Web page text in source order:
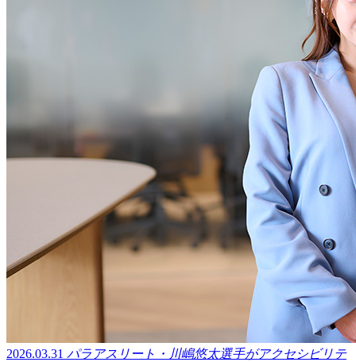
2026.03.31 パラアスリート・川嶋悠太選手がアクセシビリテ